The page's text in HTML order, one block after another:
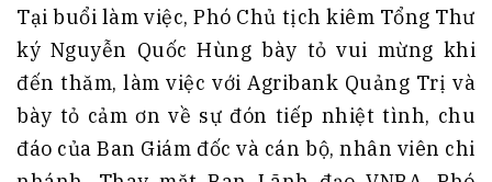
Tại buổi làm việc, Phó Chủ tịch kiêm Tổng Thư
ký Nguyễn Quốc Hùng bày tỏ vui mừng khi
đến thăm, làm việc với Agribank Quảng Trị và
bày tỏ cảm ơn về sự đón tiếp nhiệt tình, chu
đáo của Ban Giám đốc và cán bộ, nhân viên chi